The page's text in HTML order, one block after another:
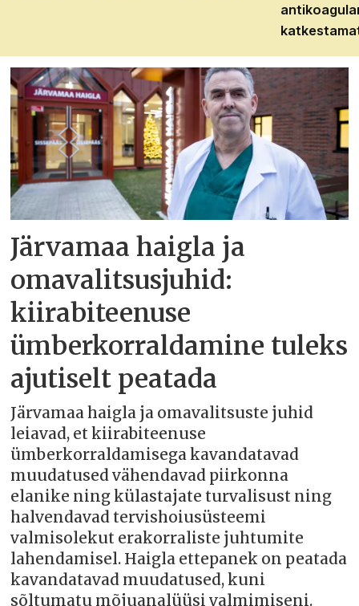
Järvamaa haigla ja
omavalitsusjuhid:
kiirabiteenuse
ümberkorraldamine tuleks
ajutiselt peatada
Järvamaa haigla ja omavalitsuste juhid
leiavad, et kiirabiteenuse
ümberkorraldamisega kavandatavad
muudatused vähendavad piirkonna
elanike ning külastajate turvalisust ning
halvendavad tervishoiusüsteemi
valmisolekut erakorraliste juhtumite
lahendamisel. Haigla ettepanek on peatada
kavandatavad muudatused, kuni
sõltumatu mõjuanalüüsi valmimiseni.